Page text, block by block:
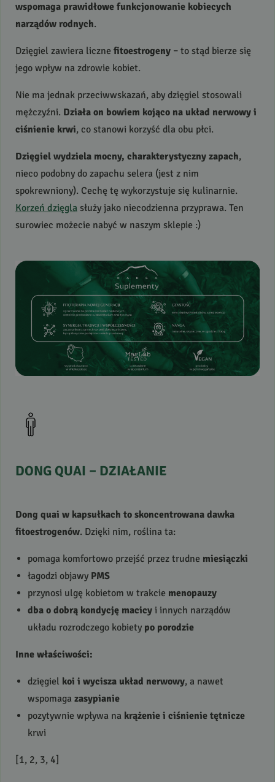
wspomaga prawidłowe funkcjonowanie kobiecych
narządów rodnych.
Dzięgiel zawiera liczne fitoestrogeny – to stąd bierze się
jego wpływ na zdrowie kobiet.
Nie ma jednak przeciwwskazań, aby dzięgiel stosowali
mężczyźni. Działa on bowiem kojąco na układ nerwowy i
ciśnienie krwi, co stanowi korzyść dla obu płci.
Dzięgiel wydziela mocny, charakterystyczny zapach,
nieco podobny do zapachu selera (jest z nim
spokrewniony). Cechę tę wykorzystuje się kulinarnie.
Korzeń dzięgla służy jako niecodzienna przyprawa. Ten
surowiec możecie nabyć w naszym sklepie :)
DONG QUAI – DZIAŁANIE
Dong quai w kapsułkach to skoncentrowana dawka
fitoestrogenów. Dzięki nim, roślina ta:
pomaga komfortowo przejść przez trudne miesiączki
łagodzi objawy PMS
przynosi ulgę kobietom w trakcie menopauzy
dba o dobrą kondycję macicy i innych narządów
układu rozrodczego kobiety po porodzie
Inne właściwości:
dzięgiel koi i wycisza układ nerwowy, a nawet
wspomaga zasypianie
pozytywnie wpływa na krążenie i ciśnienie tętnicze
krwi
[1, 2, 3, 4]